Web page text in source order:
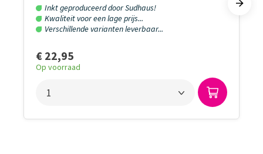
Inkt geproduceerd door Sudhaus!
Kwaliteit voor een lage prijs...
Verschillende varianten leverbaar...
€ 22,95
Op voorraad